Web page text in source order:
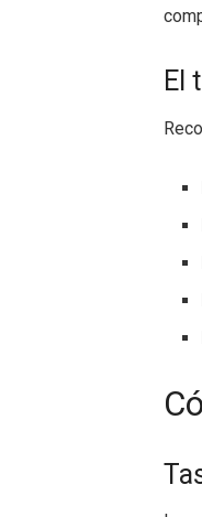
El